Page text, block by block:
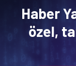
Haber
özel,